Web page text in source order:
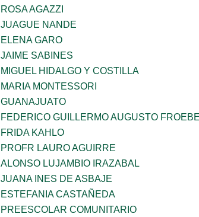
ROSA AGAZZI
JUAGUE NANDE
ELENA GARO
JAIME SABINES
MIGUEL HIDALGO Y COSTILLA
MARIA MONTESSORI
GUANAJUATO
FEDERICO GUILLERMO AUGUSTO
FRIDA KAHLO
PROFR LAURO AGUIRRE
ALONSO LUJAMBIO IRAZABAL
JUANA INES DE ASBAJE
ESTEFANIA CASTAÑEDA
PREESCOLAR COMUNITARIO